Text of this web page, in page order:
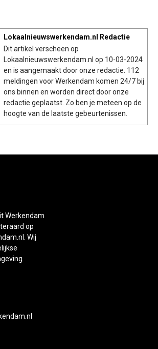
Lokaalnieuwswerkendam.nl Redactie
Dit artikel verscheen op
Lokaalnieuwswerkendam.nl op 10-03-2024
en is aangemaakt door onze redactie. 112
meldingen voor Werkendam komen 24/7 bij
ons binnen en worden direct door onze
redactie geplaatst. Zo ben je meteen op de
hoogte van de laatste gebeurtenissen.
Werkendam
op
Wij